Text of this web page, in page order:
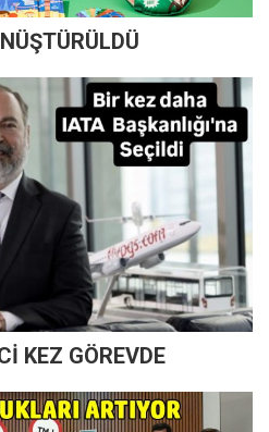
KEZ GÖREVDE